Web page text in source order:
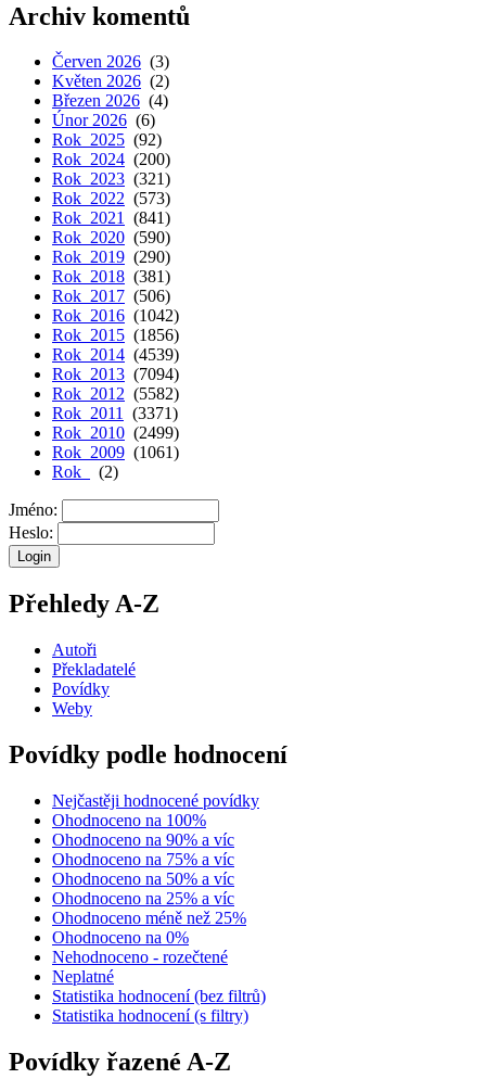
Archiv komentů
Červen 2026 (3)
Květen 2026 (2)
Březen 2026 (4)
Únor 2026 (6)
Rok 2025 (92)
Rok 2024 (200)
Rok 2023 (321)
Rok 2022 (573)
Rok 2021 (841)
Rok 2020 (590)
Rok 2019 (290)
Rok 2018 (381)
Rok 2017 (506)
Rok 2016 (1042)
Rok 2015 (1856)
Rok 2014 (4539)
Rok 2013 (7094)
Rok 2012 (5582)
Rok 2011 (3371)
Rok 2010 (2499)
Rok 2009 (1061)
Rok
(2)
Jméno:
Heslo:
Přehledy A-Z
Autoři
Překladatelé
Povídky
Weby
Povídky podle hodnocení
Nejčastěji hodnocené povídky
Ohodnoceno na 100%
Ohodnoceno na 90% a víc
Ohodnoceno na 75% a víc
Ohodnoceno na 50% a víc
Ohodnoceno na 25% a víc
Ohodnoceno méně než 25%
Ohodnoceno na 0%
Nehodnoceno - rozečtené
Neplatné
Statistika hodnocení (bez filtrů)
Statistika hodnocení (s filtry)
Povídky řazené A-Z